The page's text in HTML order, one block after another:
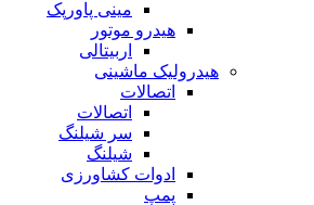
مینی پاورپک
هیدرو موتور
اربیتالی
هیدرولیک ماشینی
اتصالات
اتصالات
سر شیلنگ
شیلنگ
ادوات کشاورزی
پمپ